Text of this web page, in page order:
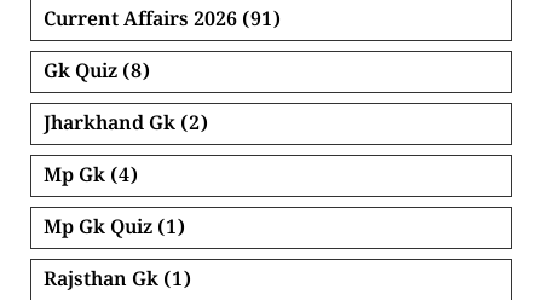
Current Affairs 2026 (91)
Gk Quiz (8)
Jharkhand Gk (2)
Mp Gk (4)
Mp Gk Quiz (1)
Rajsthan Gk (1)